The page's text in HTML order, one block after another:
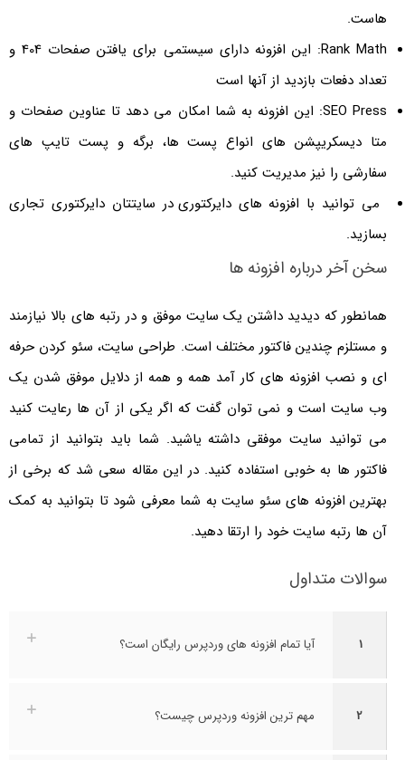
هاست.
Rank Math: این افزونه دارای سیستمی برای یافتن صفحات 404 و
تعداد دفعات بازدید از آنها است
SEO Press:
این افزونه به شما امکان می دهد تا عناوین صفحات و
متا دیسکریپشن های انواع پست ها، برگه و پست تایپ های
سفارشی را نیز مدیریت کنید.
می توانید با افزونه های دایرکتوریدر سایتتان دایرکتوری تجاری
بسازید.
سخن آخر درباره افزونه ها
همانطور که دیدید داشتن یک سایت موفق و در رتبه های بالا نیازمند
و مستلزم چندین فاکتور مختلف است. طراحی سایت، سئو کردن حرفه
ای و نصب افزونه های کار آمد همه و همه از دلایل موفق شدن یک
وب سایت است و نمی توان گفت که اگر یکی از آن ها رعایت کنید
می توانید سایت موفقی داشته یاشید. شما باید بتوانید از تمامی
فاکتور ها به خوبی استفاده کنید. در این مقاله سعی شد که برخی از
بهترین افزونه های سئو سایت به شما معرفی شود تا بتوانید به کمک
آن ها رتبه سایت خود را ارتقا دهید.
سوالات متداول
آیا تمام افزونه های وردپرس رایگان است؟
2 مهم ترین افزونه وردپرس چیست؟